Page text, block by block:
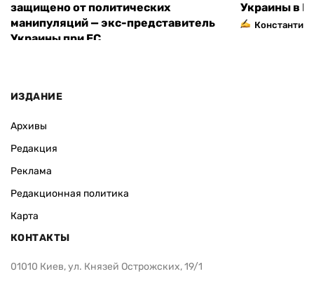
защищено от политических
манипуляций — экс-представитель
Украины при ЕС
Украины в
Константин
ИЗДАНИЕ
Архивы
Редакция
Реклама
Редакционная политика
Карта
КОНТАКТЫ
01010 Киев, ул. Князей Острожских, 19/1